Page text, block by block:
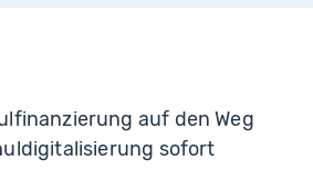
auf den Weg
sofort